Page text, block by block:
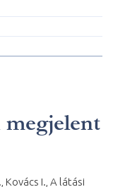
Kovács I., A látási